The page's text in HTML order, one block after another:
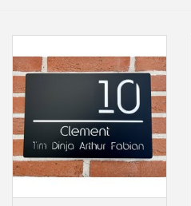
Cadeaubonnen
Modern naambord laser
gesneden
Portfolio